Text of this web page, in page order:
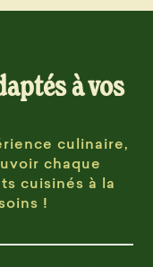
à vos
culinaire,
chaque
cuisinés à la
!